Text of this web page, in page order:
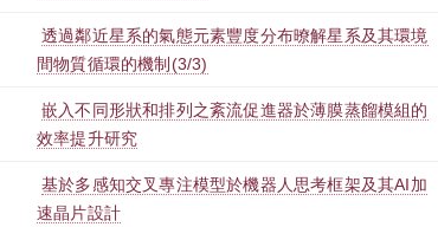
透過鄰近星系的氣態元素豐度分布暸解星系及其環境
間物質循環的機制(3/3)
嵌入不同形狀和排列之紊流促進器於薄膜蒸餾模組的
效率提升研究
基於多感知交叉專注模型於機器人思考框架及其AI加
速晶片設計